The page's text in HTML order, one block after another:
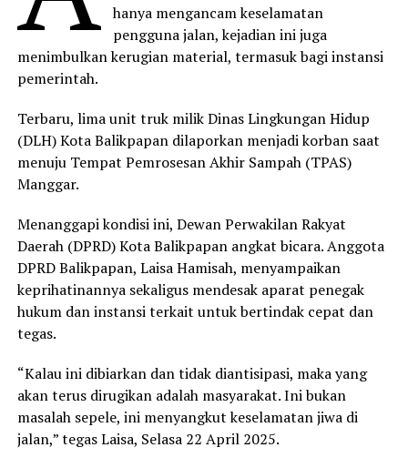
hanya mengancam keselamatan
pengguna jalan, kejadian ini juga
menimbulkan kerugian material, termasuk bagi instansi
pemerintah.
Terbaru, lima unit truk milik Dinas Lingkungan Hidup
(DLH) Kota Balikpapan dilaporkan menjadi korban saat
menuju Tempat Pemrosesan Akhir Sampah (TPAS)
Manggar.
Menanggapi kondisi ini, Dewan Perwakilan Rakyat
Daerah (DPRD) Kota Balikpapan angkat bicara. Anggota
DPRD Balikpapan, Laisa Hamisah, menyampaikan
keprihatinannya sekaligus mendesak aparat penegak
hukum dan instansi terkait untuk bertindak cepat dan
tegas.
“Kalau ini dibiarkan dan tidak diantisipasi, maka yang
akan terus dirugikan adalah masyarakat. Ini bukan
masalah sepele, ini menyangkut keselamatan jiwa di
jalan,” tegas Laisa, Selasa 22 April 2025.